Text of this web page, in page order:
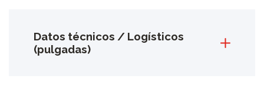
Datos técnicos / Logísticos
(pulgadas)